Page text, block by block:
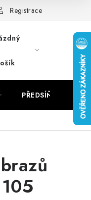
Registrace
PŘEDSÍŇ